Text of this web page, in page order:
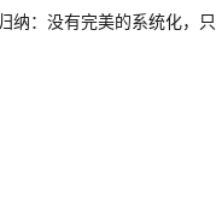
纳：没有完美的系统化，